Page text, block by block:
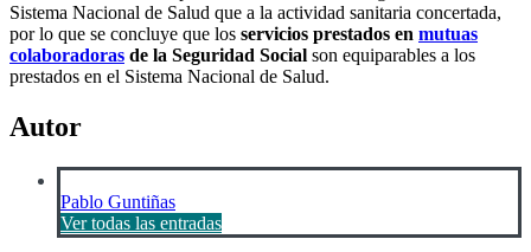
Sistema Nacional de Salud que a la actividad sanitaria concertada,
por lo que se concluye que los servicios prestados en mutuas
colaboradoras de la Seguridad Social son equiparables a los
prestados en el Sistema Nacional de Salud.
Autor
Pablo Guntiñas
Ver todas las entradas